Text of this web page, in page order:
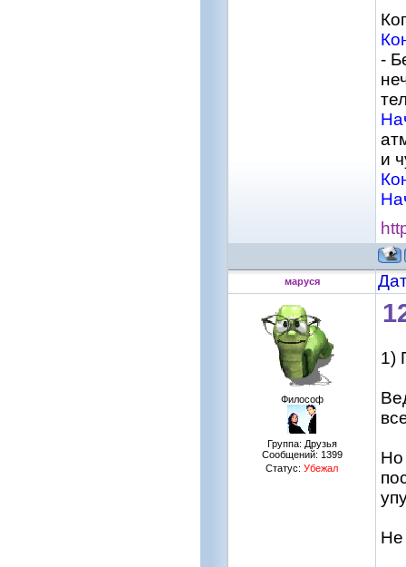
-
и
маруся
Философ
Группа: Друзья
Сообщений: 1399
Статус: Убежал
1)
Но
Не